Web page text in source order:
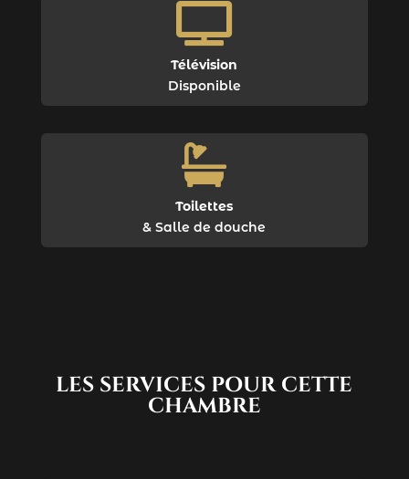

Télévision
Disponible

Toilettes
& Salle de douche
LES SERVICES POUR CETTE
CHAMBRE